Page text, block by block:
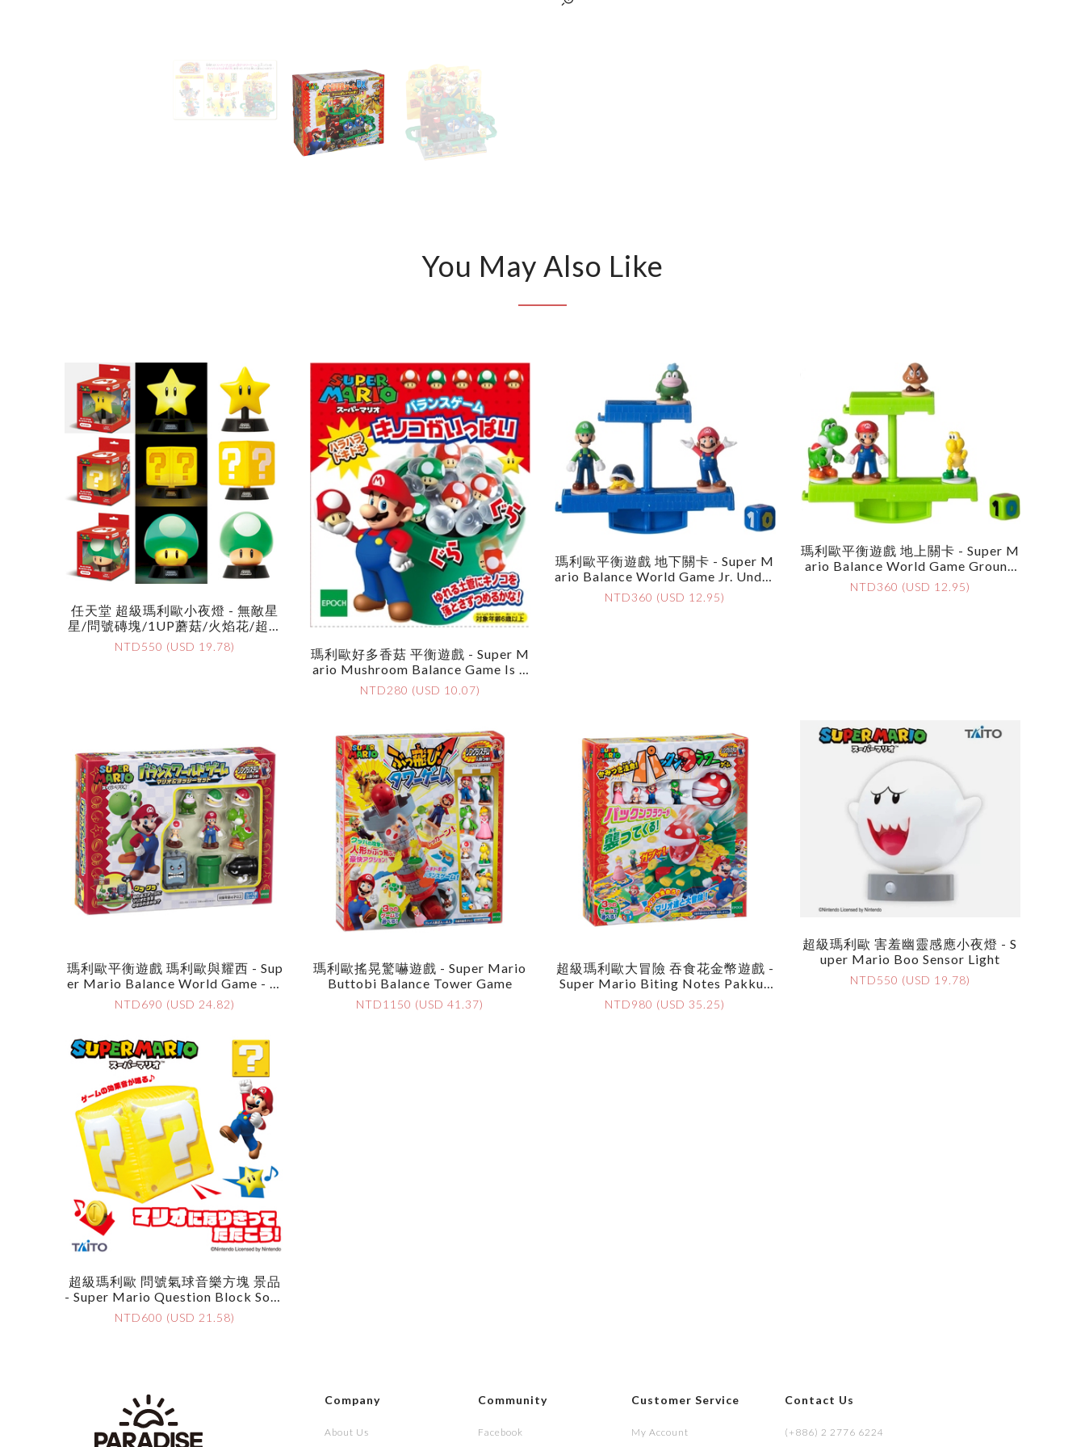
You May Also Like
任天堂 超級瑪利歐小夜燈 - 無敵星
星/問號磚塊/1UP蘑菇/火焰花/超級
蘑菇/害羞幽靈 - Nintendo Super M
Ario Nightlight - Super Star/Questi
NTD550 (USD 19.78)
瑪利歐好多香菇 平衡遊戲 - Super M
Ario Mushroom Balance Game Is F
Ull
NTD280 (USD 10.07)
瑪利歐平衡遊戲 地下關卡 - Super M
Ario Balance World Game Jr. Under
Ground Stage
NTD360 (USD 12.95)
瑪利歐平衡遊戲 地上關卡 - Super M
Ario Balance World Game Ground
Stage
NTD360 (USD 12.95)
瑪利歐平衡遊戲 瑪利歐與耀西 - Sup
Er Mario Balance World Game - M
Ario & Yoshi
NTD690 (USD 24.82)
瑪利歐搖晃驚嚇遊戲 - Super Mario
Buttobi Balance Tower Game
NTD1150 (USD 41.37)
超級瑪利歐大冒險 吞食花金幣遊戲 -
Super Mario Biting Notes Pakkun
Flower Game
NTD980 (USD 35.25)
超級瑪利歐 害羞幽靈感應小夜燈 - S
Uper Mario Boo Sensor Light
NTD550 (USD 19.78)
超級瑪利歐 問號氣球音樂方塊 景品
- Super Mario Question Block Soun
D Balloon
NTD600 (USD 21.58)
Company
About Us
Community
Facebook
Customer Service
My Account
Contact Us
(+886) 2 2776 6224